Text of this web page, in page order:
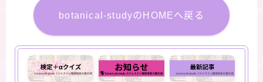
botanical-studyのHOMEへ戻る